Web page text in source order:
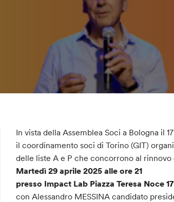
In vista della Assemblea Soci a Bologna il
il coordinamento soci di Torino (GIT)
delle liste A e P che concorrono al rinnovo
Martedì 29 aprile 2025 alle ore 21
presso Impact Lab Piazza Teresa Noce
con Alessandro MESSINA candidato